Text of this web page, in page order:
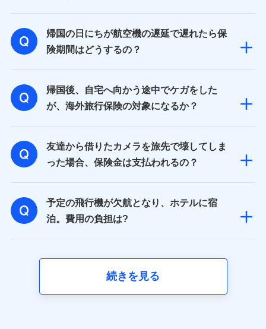
帰国の日にちが航空機の遅延で遅れたら保
険期間はどうするの？
帰国後、自宅へ向かう途中でケガをした
が、海外旅行保険の対象になるか？
友達から借りたカメラを旅先で壊してしま
った場合、保険金は支払われるの？
予定の飛行機が欠航となり、ホテルに宿
泊。費用の負担は?
続きを見る